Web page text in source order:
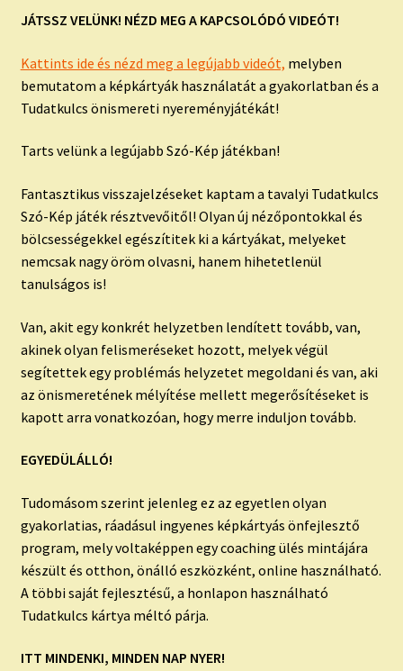
JÁTSSZ VELÜNK! NÉZD MEG A KAPCSOLÓDÓ VIDEÓT!
Kattints ide és nézd meg a legújabb videót, melyben
bemutatom a képkártyák használatát a gyakorlatban és a
Tudatkulcs önismereti nyereményjátékát!
Tarts velünk a legújabb Szó-Kép játékban!
Fantasztikus visszajelzéseket kaptam a tavalyi Tudatkulcs
Szó-Kép játék résztvevőitől! Olyan új nézőpontokkal és
bölcsességekkel egészítitek ki a kártyákat, melyeket
nemcsak nagy öröm olvasni, hanem hihetetlenül
tanulságos is!
Van, akit egy konkrét helyzetben lendített tovább, van,
akinek olyan felismeréseket hozott, melyek végül
segítettek egy problémás helyzetet megoldani és van, aki
az önismeretének mélyítése mellett megerősítéseket is
kapott arra vonatkozóan, hogy merre induljon tovább.
EGYEDÜLÁLLÓ!
Tudomásom szerint jelenleg ez az egyetlen olyan
gyakorlatias, ráadásul ingyenes képkártyás önfejlesztő
program, mely voltaképpen egy coaching ülés mintájára
készült és otthon, önálló eszközként, online használható.
A többi saját fejlesztésű, a honlapon használható
Tudatkulcs kártya méltó párja.
ITT MINDENKI, MINDEN NAP NYER!